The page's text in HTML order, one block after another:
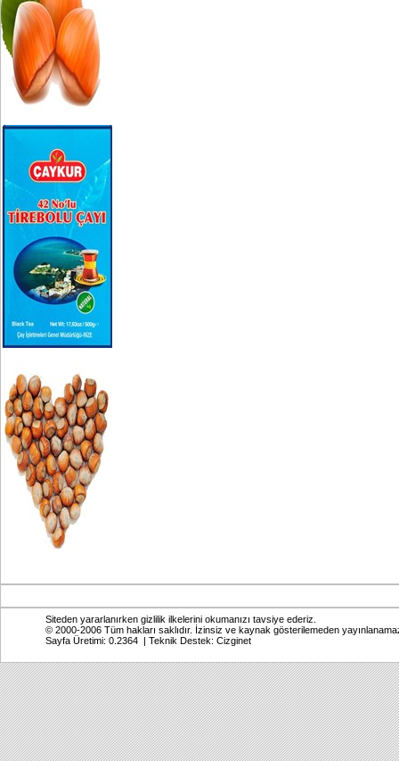
Siteden yararlanırken gizlilik ilkelerini okumanızı tavsiye ederiz.
© 2000-2006 Tüm hakları saklıdır. İzinsiz ve kaynak gösterilemeden
Sayfa Üretimi: 0.2364 | Teknik Destek: Cizginet